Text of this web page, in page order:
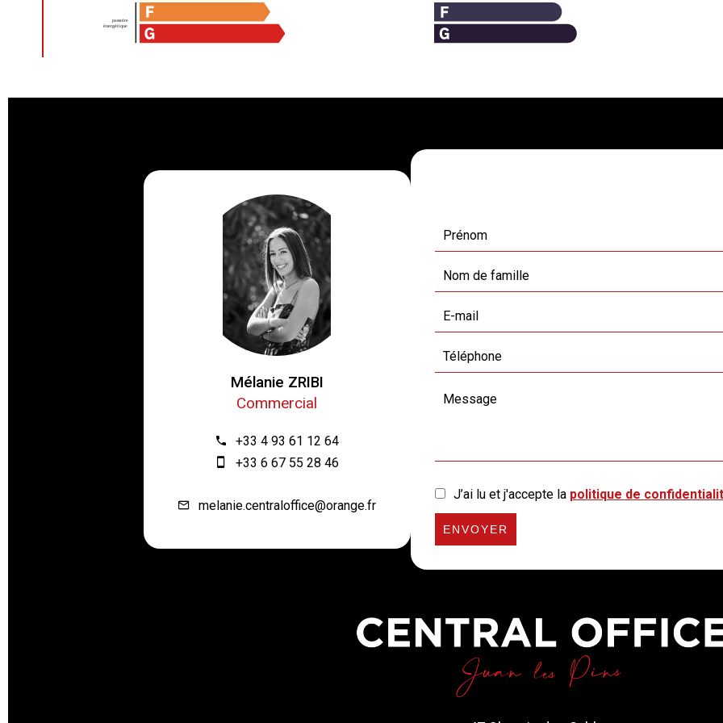
Mélanie ZRIBI
Commercial
+33 4 93 61 12 64
+33 6 67 55 28 46
melanie.centraloffice@orange.fr
J’ai lu et j'accepte la politique de
ENVOYER